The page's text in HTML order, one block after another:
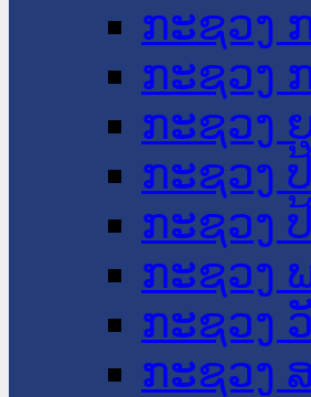
ກະຊວງ
ກະຊວງ
ກະຊວງ
ກະຊວງ
ກະຊວງ
ກະຊວງ
ກະຊວງ
ກະຊວງ